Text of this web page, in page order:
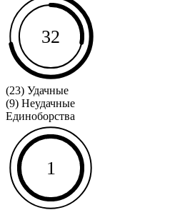
32
(23) Удачные
(9) Неудачные
Единоборства
1